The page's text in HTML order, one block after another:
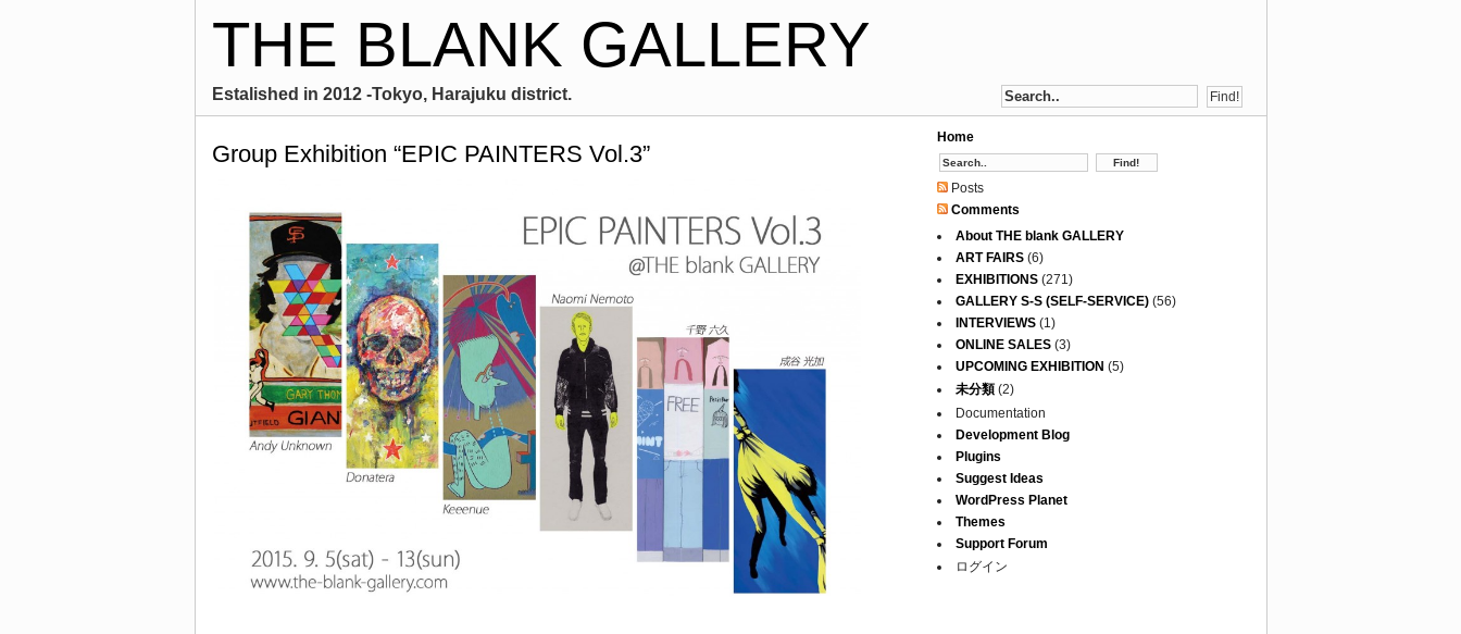
THE BLANK GALLERY
Estalished in 2012 -Tokyo, Harajuku district.
Group Exhibition “EPIC PAINTERS Vol.3”
Home
Posts
Comments
About THE blank GALLERY
ART FAIRS(6)
EXHIBITIONS(271)
GALLERY S-S (SELF-SERVICE)(56)
INTERVIEWS(1)
ONLINE SALES(3)
UPCOMING EXHIBITION (5)
未分類(2)
Documentation
Development Blog
Plugins
Suggest Ideas
WordPress Planet
Themes
Support Forum
ログイン